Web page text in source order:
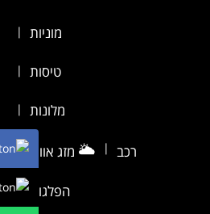
מוניות |
טיסות |
מלונות |
רכב |
🌥️ מזג אוויר |
הפלגות |